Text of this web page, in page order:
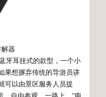
解器
牙耳挂式的款型，一个小
果想摒弃传统的导游员讲
可以由景区服务人员提